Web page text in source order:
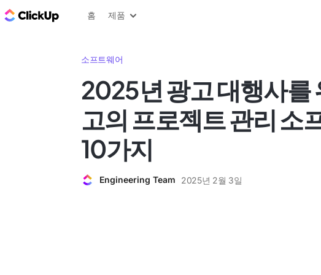
ClickUp 블로그
홈 제품
소프트웨어
2025년 광고 대행사를
고의 프로젝트 관리 소
10가지
Engineering Team 2025년 2월 3일